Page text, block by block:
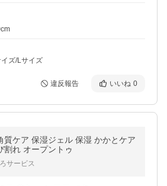
ズ/Lサイズ
違反報告 いいね 0
質ケア 保湿ジェル 保湿 かかとケア
割れ オープントゥ
サービス